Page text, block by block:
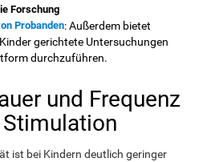
Forschung
Probanden: Außerdem bietet
gerichtete Untersuchungen
durchzuführen.
und Frequenz
ist bei Kindern deutlich geringer